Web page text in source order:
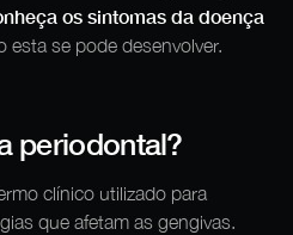
os sintomas da doença
se pode desenvolver.
periodontal?
clínico utilizado para
que afetam as gengivas.